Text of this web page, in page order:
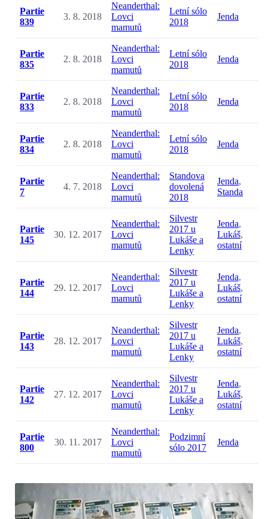
Partie
839
3. 8. 2018
Neanderthal:
Lovci
mamutů
Letní sólo
2018
Jenda
Partie
835
2. 8. 2018
Neanderthal:
Lovci
mamutů
Letní sólo
2018
Jenda
Partie
833
2. 8. 2018
Neanderthal:
Lovci
mamutů
Letní sólo
2018
Jenda
Partie
834
2. 8. 2018
Neanderthal:
Lovci
mamutů
Letní sólo
2018
Jenda
Partie
7
4. 7. 2018
Neanderthal:
Lovci
mamutů
Standova
dovolená
2018
Jenda,
Standa
Partie
145
30. 12. 2017
Neanderthal:
Lovci
mamutů
Silvestr
2017 u
Lukáše a
Lenky
Jenda,
Lukáš,
ostatní
Partie
144
29. 12. 2017
Neanderthal:
Lovci
mamutů
Silvestr
2017 u
Lukáše a
Lenky
Jenda,
Lukáš,
ostatní
Partie
143
28. 12. 2017
Neanderthal:
Lovci
mamutů
Silvestr
2017 u
Lukáše a
Lenky
Jenda,
Lukáš,
ostatní
Partie
142
27. 12. 2017
Neanderthal:
Lovci
mamutů
Silvestr
2017 u
Lukáše a
Lenky
Jenda,
Lukáš,
ostatní
Partie
800
30. 11. 2017
Neanderthal:
Lovci
mamutů
Podzimní
sólo 2017
Jenda